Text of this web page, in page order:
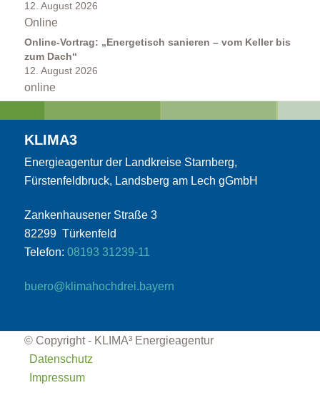
Kommunen
Kommunale Energie- und Wärmeplanung
12. August 2026
Online
Online-Vortrag: „Energetisch sanieren – vom Keller bis
zum Dach“
12. August 2026
online
KLIMA3
Energieagentur der Landkreise Starnberg,
Fürstenfeldbruck, Landsberg am Lech gGmbH
Zankenhausener Straße 3
82299 Türkenfeld
Telefon: 08193 31239-11
buero@klimahochdrei.bayern
© Copyright - KLIMA³ Energieagentur
Datenschutz
Impressum